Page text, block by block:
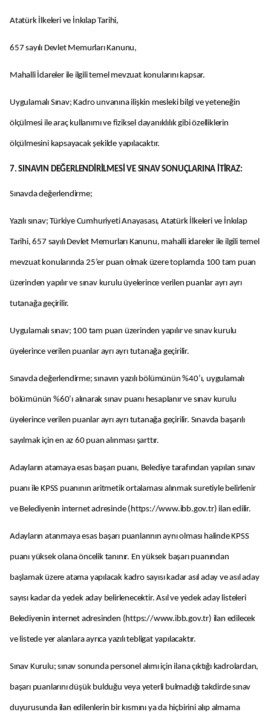
Atatürk İlkeleri ve İnkılap Tarihi,
657 sayılı Devlet Memurları Kanunu,
Mahalli İdareler ile ilgili temel mevzuat konularını kapsar.
Uygulamalı Sınav; Kadro unvanına ilişkin mesleki bilgi ve yeteneğin
ölçülmesi ile araç kullanımı ve fiziksel dayanıklılık gibi özelliklerin
ölçülmesini kapsayacak şekilde yapılacaktır.
7. SINAVIN DEĞERLENDİRİLMESİ VE SINAV SONUÇLARINA İTİRAZ:
Sınavda değerlendirme;
Yazılı sınav; Türkiye Cumhuriyeti Anayasası, Atatürk İlkeleri ve İnkılap
Tarihi, 657 sayılı Devlet Memurları Kanunu, mahalli idareler ile ilgili temel
mevzuat konularında 25’er puan olmak üzere toplamda 100 tam puan
üzerinden yapılır ve sınav kurulu üyelerince verilen puanlar ayrı ayrı
tutanağa geçirilir.
Uygulamalı sınav; 100 tam puan üzerinden yapılır ve sınav kurulu
üyelerince verilen puanlar ayrı ayrı tutanağa geçirilir.
Sınavda değerlendirme; sınavın yazılı bölümünün %40’ı, uygulamalı
bölümünün %60’ı alınarak sınav puanı hesaplanır ve sınav kurulu
üyelerince verilen puanlar ayrı ayrı tutanağa geçirilir. Sınavda başarılı
sayılmak için en az 60 puan alınması şarttır.
Adayların atamaya esas başarı puanı, Belediye tarafından yapılan sınav
puanı ile KPSS puanının aritmetik ortalaması alınmak suretiyle belirlenir
ve Belediyenin internet adresinde (https://www.ibb.gov.tr) ilan edilir.
Adayların atanmaya esas başarı puanlarının aynı olması halinde KPSS
puanı yüksek olana öncelik tanınır. En yüksek başarı puanından
başlamak üzere atama yapılacak kadro sayısı kadar asıl aday ve asıl aday
sayısı kadar da yedek aday belirlenecektir. Asıl ve yedek aday listeleri
Belediyenin internet adresinden (https://www.ibb.gov.tr) ilan edilecek
ve listede yer alanlara ayrıca yazılı tebligat yapılacaktır.
Sınav Kurulu; sınav sonunda personel alımı için ilana çıktığı kadrolardan,
başarı puanlarını düşük bulduğu veya yeterli bulmadığı takdirde sınav
duyurusunda ilan edilenlerin bir kısmını ya da hiçbirini alıp almama